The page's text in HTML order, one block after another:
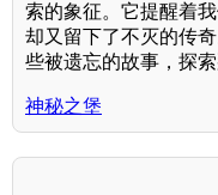
索的象征。它提醒着
却又留下了不灭的传
些被遗忘的故事，探
神秘之堡